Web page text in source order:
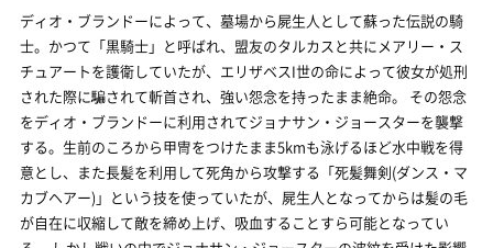
ディオ・ブランドーによって、墓場から屍生人として蘇った伝説の騎
士。かつて「黒騎士」と呼ばれ、盟友のタルカスと共にメアリー・ス
チュアートを護衛していたが、エリザベスI世の命によって彼女が処刑
された際に騙されて斬首され、強い怨念を持ったまま絶命。 その怨念
をディオ・ブランドーに利用されてジョナサン・ジョースターを襲撃
する。生前のころから甲冑をつけたまま5kmも泳げるほど水中戦を得
意とし、また長髪を利用して死角から攻撃する「死髪舞剣(ダンス・マ
カブヘアー)」という技を使っていたが、屍生人となってからは髪の毛
が自在に収縮して敵を締め上げ、吸血することすら可能となってい